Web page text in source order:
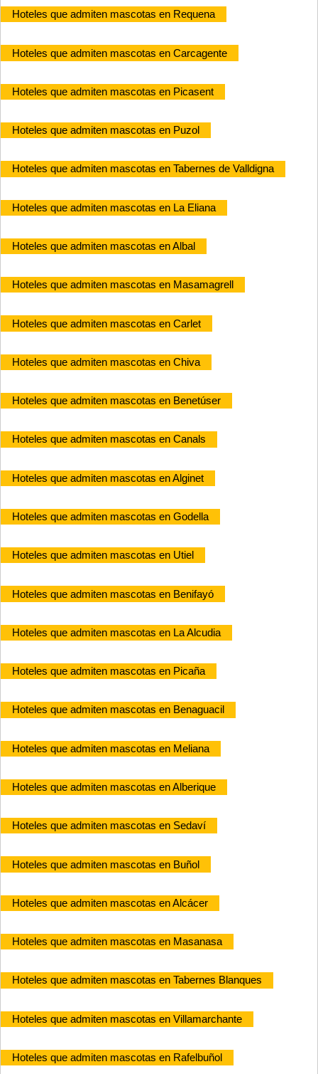
Hoteles que admiten mascotas en Requena
Hoteles que admiten mascotas en Carcagente
Hoteles que admiten mascotas en Picasent
Hoteles que admiten mascotas en Puzol
Hoteles que admiten mascotas en Tabernes de Valldigna
Hoteles que admiten mascotas en La Eliana
Hoteles que admiten mascotas en Albal
Hoteles que admiten mascotas en Masamagrell
Hoteles que admiten mascotas en Carlet
Hoteles que admiten mascotas en Chiva
Hoteles que admiten mascotas en Benetúser
Hoteles que admiten mascotas en Canals
Hoteles que admiten mascotas en Alginet
Hoteles que admiten mascotas en Godella
Hoteles que admiten mascotas en Utiel
Hoteles que admiten mascotas en Benifayó
Hoteles que admiten mascotas en La Alcudia
Hoteles que admiten mascotas en Picaña
Hoteles que admiten mascotas en Benaguacil
Hoteles que admiten mascotas en Meliana
Hoteles que admiten mascotas en Alberique
Hoteles que admiten mascotas en Sedaví
Hoteles que admiten mascotas en Buñol
Hoteles que admiten mascotas en Alcácer
Hoteles que admiten mascotas en Masanasa
Hoteles que admiten mascotas en Tabernes Blanques
Hoteles que admiten mascotas en Villamarchante
Hoteles que admiten mascotas en Rafelbuñol